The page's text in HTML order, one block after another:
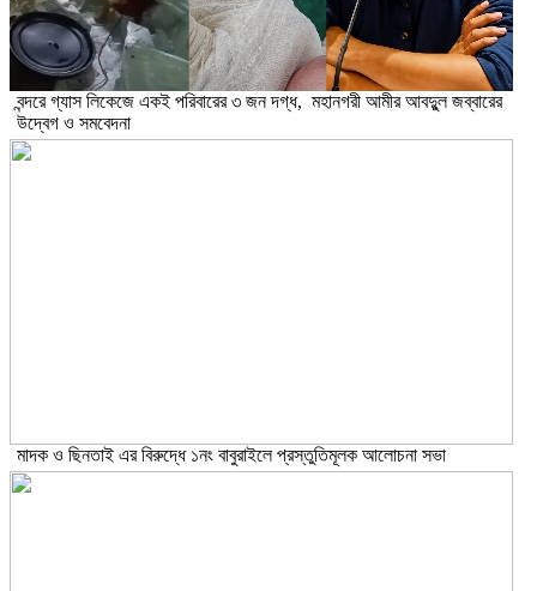
বন্দরে গ্যাস লিকেজে একই পরিবারের ৩ জন দগ্ধ, মহানগরী আমীর আবদুুল জব্বারের
উদ্বেগ ও সমবেদনা
মাদক ও ছিনতাই এর বিরুদ্ধে ১নং বাবুরাইলে প্রস্তুতিমূলক আলোচনা সভা